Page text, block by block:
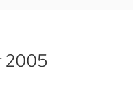
2005